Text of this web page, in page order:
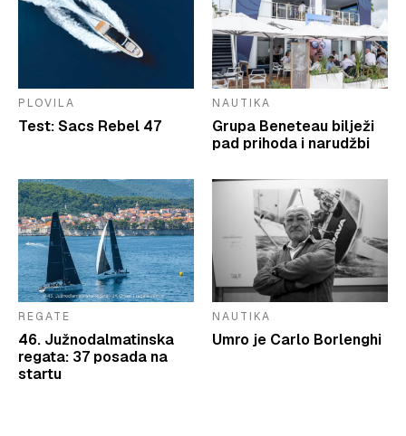
PLOVILA
Test: Sacs Rebel 47
NAUTIKA
Grupa Beneteau bilježi
pad prihoda i narudžbi
REGATE
46. Južnodalmatinska
regata: 37 posada na
startu
NAUTIKA
Umro je Carlo Borlenghi